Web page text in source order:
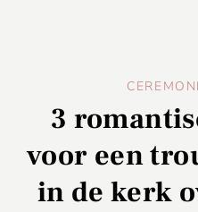
3
voor een
in de kerk